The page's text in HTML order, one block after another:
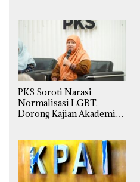
PKS Soroti Narasi
Normalisasi LGBT,
Dorong Kajian Akademik
Agama